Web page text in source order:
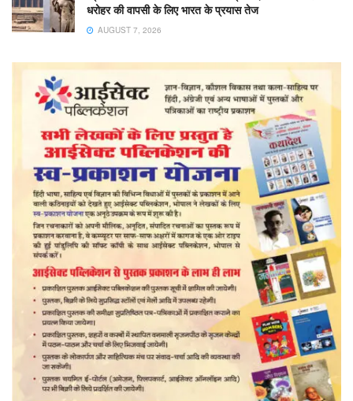
धरोहर की वापसी के लिए भारत के प्रयास तेज
AUGUST 7, 2026